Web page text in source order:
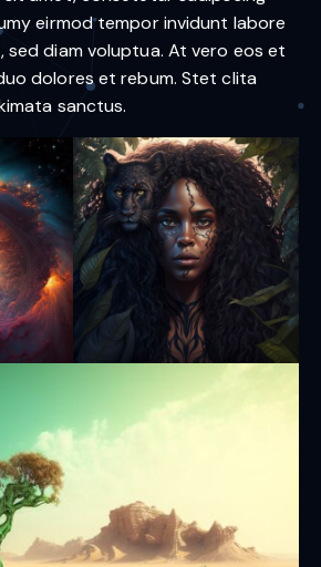
eirmod tempor invidunt labore
sed diam voluptua. At vero eos et
dolores et rebum. Stet clita
sanctus.